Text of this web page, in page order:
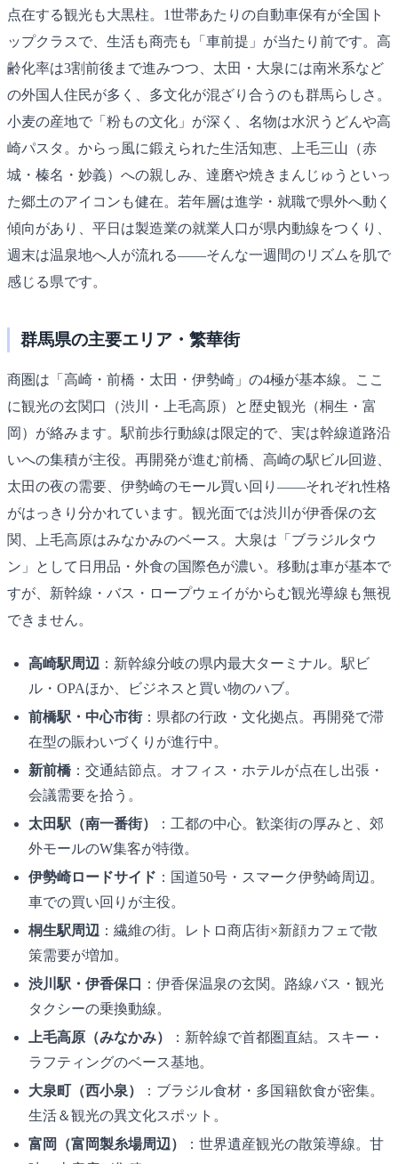
点在する観光も大黒柱。1世帯あたりの自動車保有が全国ト
ップクラスで、生活も商売も「車前提」が当たり前です。高
齢化率は3割前後まで進みつつ、太田・大泉には南米系など
の外国人住民が多く、多文化が混ざり合うのも群馬らしさ。
小麦の産地で「粉もの文化」が深く、名物は水沢うどんや高
崎パスタ。からっ風に鍛えられた生活知恵、上毛三山（赤
城・榛名・妙義）への親しみ、達磨や焼きまんじゅうといっ
た郷土のアイコンも健在。若年層は進学・就職で県外へ動く
傾向があり、平日は製造業の就業人口が県内動線をつくり、
週末は温泉地へ人が流れる――そんな一週間のリズムを肌で
感じる県です。
群馬県の主要エリア・繁華街
商圏は「高崎・前橋・太田・伊勢崎」の4極が基本線。ここ
に観光の玄関口（渋川・上毛高原）と歴史観光（桐生・富
岡）が絡みます。駅前歩行動線は限定的で、実は幹線道路沿
いへの集積が主役。再開発が進む前橋、高崎の駅ビル回遊、
太田の夜の需要、伊勢崎のモール買い回り――それぞれ性格
がはっきり分かれています。観光面では渋川が伊香保の玄
関、上毛高原はみなかみのベース。大泉は「ブラジルタウ
ン」として日用品・外食の国際色が濃い。移動は車が基本で
すが、新幹線・バス・ロープウェイがからむ観光導線も無視
できません。
高崎駅周辺 ：新幹線分岐の県内最大ターミナル。駅ビ
ル・OPAほか、ビジネスと買い物のハブ。
前橋駅・中心市街：県都の行政・文化拠点。再開発で滞
在型の賑わいづくりが進行中。
新前橋：交通結節点。オフィス・ホテルが点在し出張・
会議需要を拾う。
太田駅（南一番街）
：工都の中心。歓楽街の厚みと、郊
外モールのW集客が特徴。
伊勢崎ロードサイド ：国道50号・スマーク伊勢崎周辺。
車での買い回りが主役。
桐生駅周辺 ：繊維の街。レトロ商店街×新顔カフェで散
策需要が増加。
渋川駅・伊香保口
：伊香保温泉の玄関。路線バス・観光
タクシーの乗換動線。
上毛高原（みなかみ）
：新幹線で首都圏直結。スキー・
ラフティングのベース基地。
大泉町（西小泉）
：ブラジル食材・多国籍飲食が密集。
生活＆観光の異文化スポット。
富岡（富岡製糸場周辺）
：世界遺産観光の散策導線。甘